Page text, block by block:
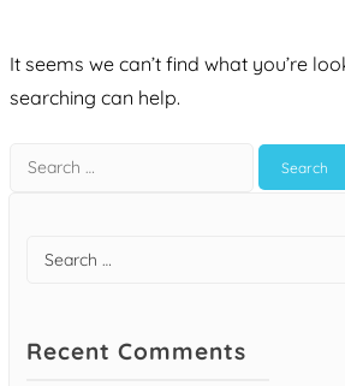
It seems we can’t find what you’re
searching can help.
Recent Comments